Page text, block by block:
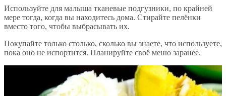
Используйте для малыша тканевые подгузники, по крайней
мере тогда, когда вы находитесь дома. Стирайте пелёнки
вместо того, чтобы выбрасывать их.
Покупайте только столько, сколько вы знаете, что используете,
пока оно не испортится. Планируйте своё меню заранее.